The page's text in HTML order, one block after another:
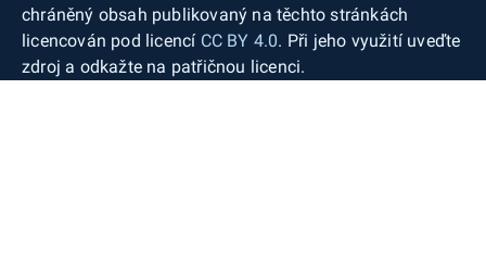
chráněný obsah publikovaný na těchto stránkách
licencován pod licencí CC BY 4.0. Při jeho využití uveďte
zdroj a odkažte na patřičnou licenci.